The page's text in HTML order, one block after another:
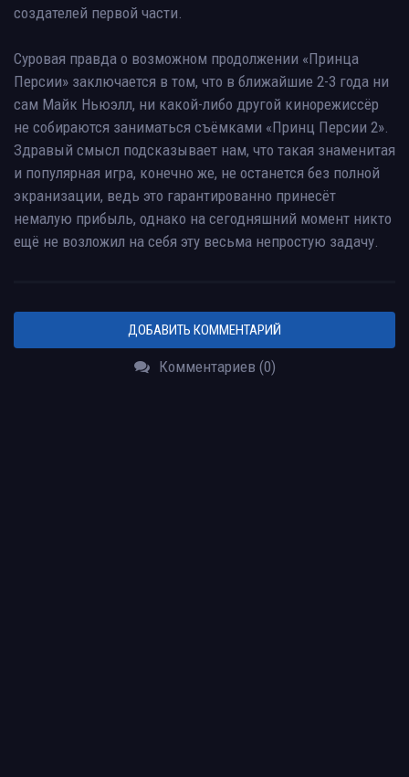
создателей первой части.
Суровая правда о возможном продолжении «Принца
Персии» заключается в том, что в ближайшие 2-3 года ни
сам Майк Ньюэлл, ни какой-либо другой кинорежиссёр
не собираются заниматься съёмками «Принц Персии 2».
Здравый смысл подсказывает нам, что такая знаменитая
и популярная игра, конечно же, не останется без полной
экранизации, ведь это гарантированно принесёт
немалую прибыль, однако на сегодняшний момент никто
ещё не возложил на себя эту весьма непростую задачу.
ДОБАВИТЬ КОММЕНТАРИЙ
Комментариев (0)